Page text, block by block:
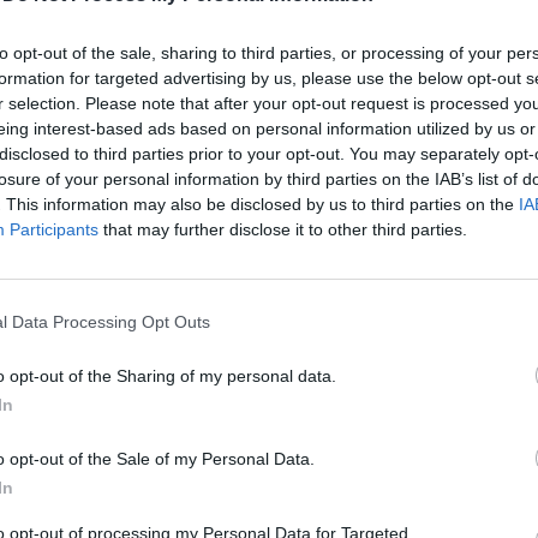
opt-out of the sale, sharing to third parties, or processing of your
for targeted advertising by us, please use the below opt-out
selection. Please note that after your opt-out request is processed
interest-based ads based on personal information utilized by us
to third parties prior to your opt-out. You may separately
of your personal information by third parties on the IAB’s list of
This information may also be disclosed by us to third parties on the
Participants that may further disclose it to other third parties.
Data Processing Opt Outs
opt-out of the Sharing of my personal data.
opt-out of the Sale of my Personal Data.
opt-out of processing my Personal Data for Targeted
gomolyfelhőkkel, azonban ezek időszakosan
ég. A Tiszántúlon, északkeleten kezdetben borult
gomolyosodik, de Szabolcsban a
helyenként záporeső kialakulhat, északkeleten
szél megélénkül, néhol megerősödik. A
nappali hőmérséklet 14-21 fok között
részén több, nyugaton kevesebb
északi, északkeleti szél többfelé élénk, néhol
a legmagasabb nappali hőmérséklet 18-23 fok